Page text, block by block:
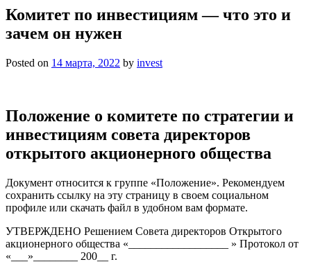
Комитет по инвестициям — что это и
зачем он нужен
Posted on 14 марта, 2022 by invest
Положение о комитете по стратегии и
инвестициям совета директоров
открытого акционерного общества
Документ относится к группе «Положение». Рекомендуем
сохранить ссылку на эту страницу в своем социальном
профиле или скачать файл в удобном вам формате.
УТВЕРЖДЕНО Решением Совета директоров Открытого
акционерного общества «__________________ » Протокол от
«___»________ 200__ г.